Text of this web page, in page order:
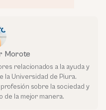
Morote
relacionados a la ayuda y
la Universidad de Piura.
sobre la sociedad y
de la mejor manera.